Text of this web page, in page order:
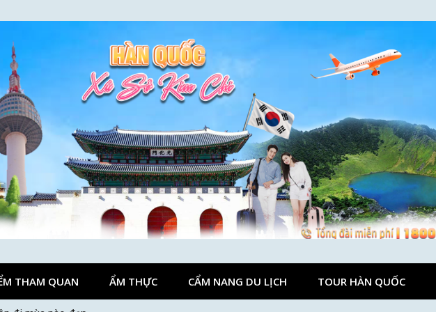
THAM QUAN ẨM THỰC CẨM NANG DU LỊCH TOUR HÀN QUỐC